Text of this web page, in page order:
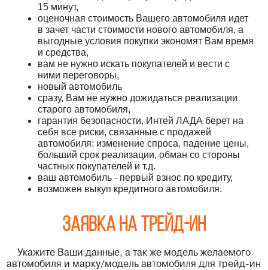
15 минут,
оценочная стоимость Вашего автомобиля идет
в зачет части стоимости нового автомобиля, а
выгодные условия покупки экономят Вам время
и средства,
вам не нужно искать покупателей и вести с
ними переговоры,
новый автомобиль
сразу, Вам не нужно дожидаться реализации
старого автомобиля,
гарантия безопасности, Интей ЛАДА берет на
себя все риски, связанные с продажей
автомобиля: изменение спроса, падение цены,
больший срок реализации, обман со стороны
частных покупателей и т.д.
ваш автомобиль - первый взнос по кредиту,
возможен выкуп кредитного автомобиля.
Заявка на трейд-ин
Укажите Ваши данные, а так же модель желаемого
автомобиля и марку/модель автомобиля для трейд-ин